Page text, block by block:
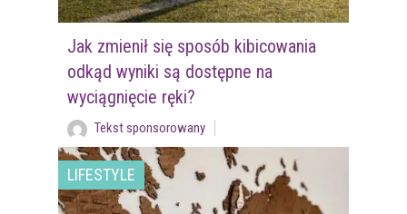
Jak zmienił się sposób kibicowania
odkąd wyniki są dostępne na
wyciągnięcie ręki?
Tekst sponsorowany
LIFESTYLE